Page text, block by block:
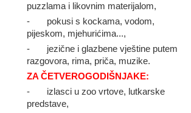
puzzlama i likovnim materijalom,
- pokusi s kockama, vodom,
pijeskom, mjehurićima...,
- jezične i glazbene vještine putem
razgovora, rima, priča, muzike.
ZA ČETVEROGODIŠNJAKE:
- izlasci u zoo vrtove, lutkarske
predstave,